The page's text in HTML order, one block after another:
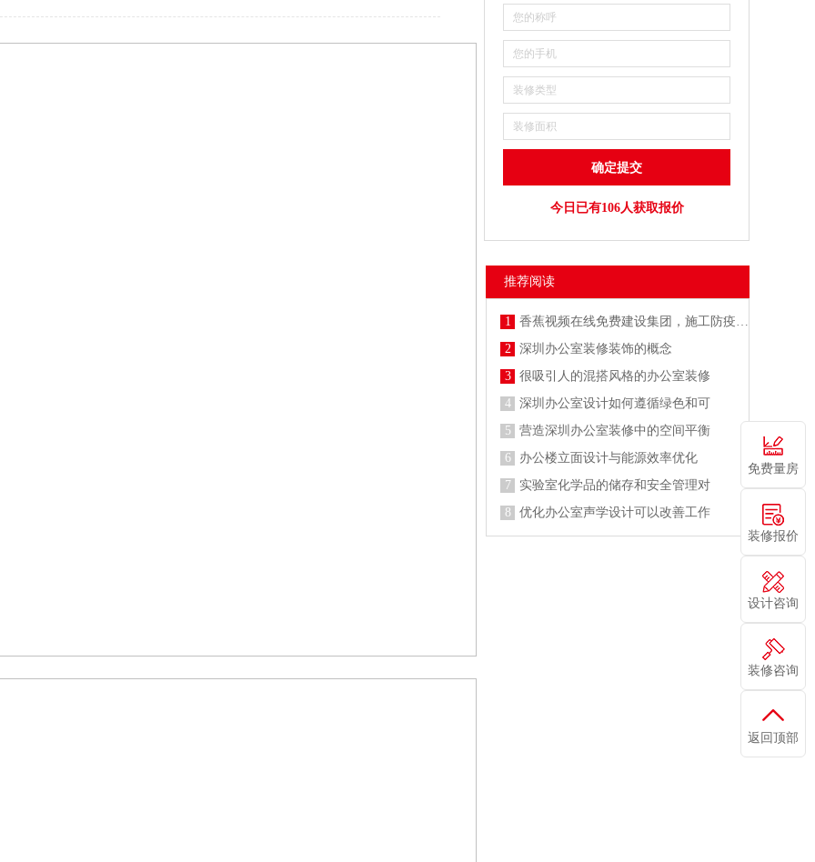
今日已有106人获取报价
推荐阅读
1
香蕉视频在线免费建设集团，施工防疫两不误
2
深圳办公室装修装饰的概念
3
很吸引人的混搭风格的办公室装修
4
深圳办公室设计如何遵循绿色和可
5
营造深圳办公室装修中的空间平衡
6
办公楼立面设计与能源效率优化
7
实验室化学品的储存和安全管理对
8
优化办公室声学设计可以改善工作
免费量房
装修报价
设计咨询
装修咨询
返回顶部